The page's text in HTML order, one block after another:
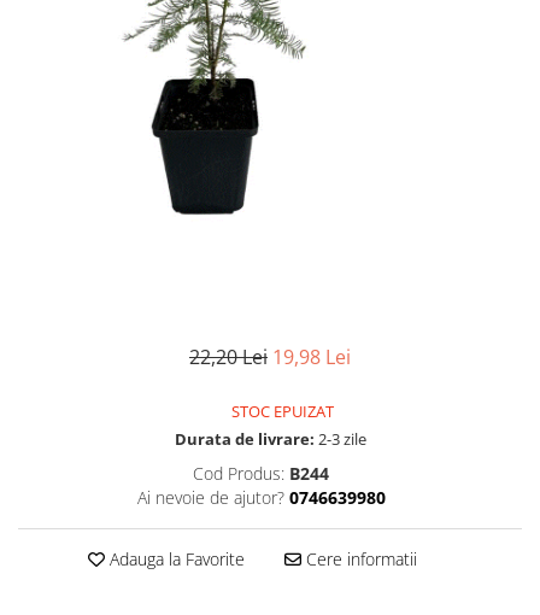
22,20 Lei 19,98 Lei
STOC EPUIZAT
Durata de livrare: 2-3 zile
Cod Produs: B244
Ai nevoie de ajutor? 0746639980
Adauga la Favorite Cere informatii